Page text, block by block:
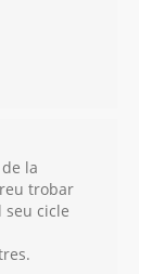
la
trobar
seu cicle